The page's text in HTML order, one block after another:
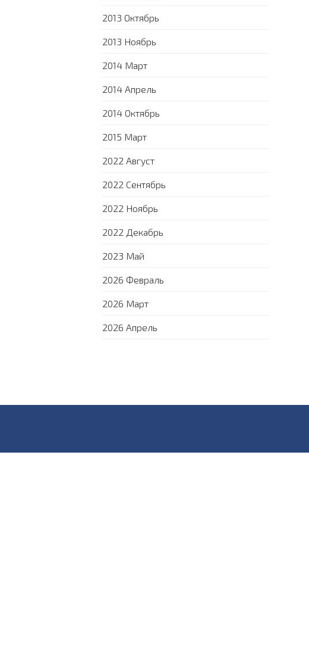
2013 Октябрь
2013 Ноябрь
2014 Март
2014 Апрель
2014 Октябрь
2015 Март
2022 Август
2022 Сентябрь
2022 Ноябрь
2022 Декабрь
2023 Май
2026 Февраль
2026 Март
2026 Апрель